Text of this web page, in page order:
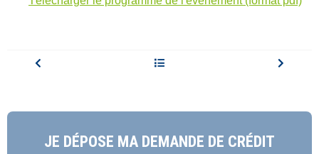
JE DÉPOSE MA DEMANDE DE CRÉDIT